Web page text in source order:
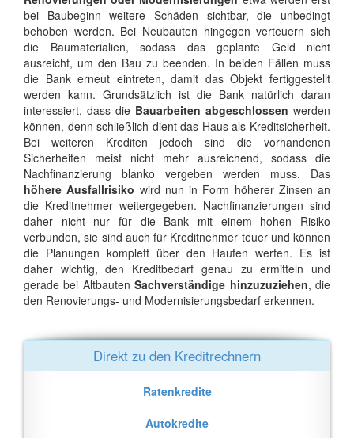
bei Baubeginn weitere Schäden sichtbar, die unbedingt
behoben werden. Bei Neubauten hingegen verteuern sich
die Baumaterialien, sodass das geplante Geld nicht
ausreicht, um den Bau zu beenden. In beiden Fällen muss
die Bank erneut eintreten, damit das Objekt fertiggestellt
werden kann. Grundsätzlich ist die Bank natürlich daran
interessiert, dass die Bauarbeiten abgeschlossen werden
können, denn schließlich dient das Haus als Kreditsicherheit.
Bei weiteren Krediten jedoch sind die vorhandenen
Sicherheiten meist nicht mehr ausreichend, sodass die
Nachfinanzierung blanko vergeben werden muss. Das
höhere Ausfallrisiko wird nun in Form höherer Zinsen an
die Kreditnehmer weitergegeben. Nachfinanzierungen sind
daher nicht nur für die Bank mit einem hohen Risiko
verbunden, sie sind auch für Kreditnehmer teuer und können
die Planungen komplett über den Haufen werfen. Es ist
daher wichtig, den Kreditbedarf genau zu ermitteln und
gerade bei AltbautenSachverständige hinzuzuziehen, die
den Renovierungs- und Modernisierungsbedarf erkennen.
Direkt zu den Kreditrechnern
Ratenkredite
Autokredite